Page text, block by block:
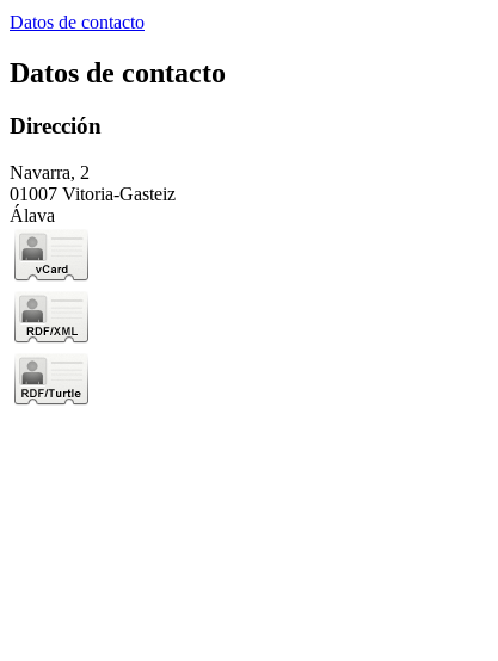
Datos de contacto
Datos de contacto
Dirección
Navarra, 2
01007 Vitoria-Gasteiz
Álava